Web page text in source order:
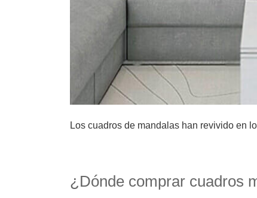
Los cuadros de mandalas han revivido en
¿Dónde comprar cuadros